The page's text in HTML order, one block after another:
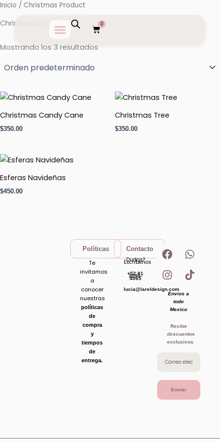
Ir
0
Carrito
Inicio / Christmas Product
Christmas Product
Mostrando los 3 resultados
Christmas Candy Cane
$350.00
Christmas Tree
$350.00
Esferas Navideñas
$450.00
Políticas
Te
invitamos
a
conocer
nuestras
políticas
de
compra
y
tiempos
de
entrega.
Contacto
Dudas?
Escribenos
+52 81
3090-
4065
lucia@lareldesign.com
F
a
c
e
b
o
o
k
W
h
a
t
I
n
s
t
a
g
r
a
m
T
i
k
t
Envios a
todo
Mexico
Recibe
descuentos
exclusivos
Enviar